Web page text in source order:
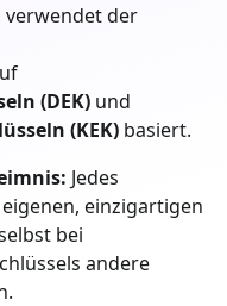
verwendet der
(DEK) und
(KEK) basiert.
Jedes
einzigartigen
bei
andere